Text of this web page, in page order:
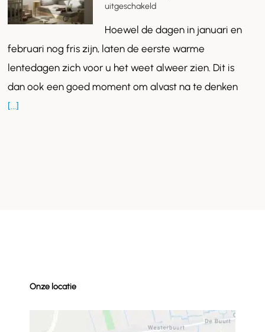
uitgeschakeld
zonwering
past
bij
een
schuin
dakraam?
Hoewel de dagen in januari en
februari nog fris zijn, laten de eerste warme
lentedagen zich voor u het weet alweer zien. Dit is
dan ook een goed moment om alvast na te denken
[...]
Onze locatie